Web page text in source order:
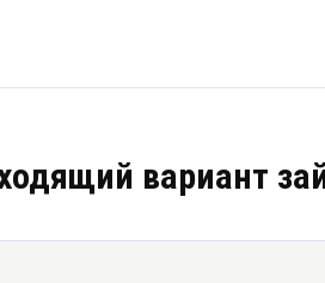
вариант